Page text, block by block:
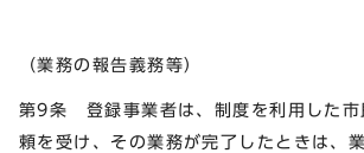
（業務の報告義務等）
第9条 登録事業者は、制度を利用した市
頼を受け、その業務が完了したときは、